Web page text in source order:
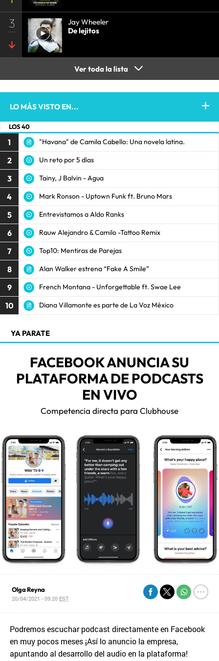
3
Jay Wheeler
De lejitos
Ver toda la lista
LO MÁS VISTO EN...
LOS 40
1 "Havana" de Camila Cabello: Una novela latina.
2 Un reto por 5 días
3 Tainy, J Balvin - Agua
4 Mark Ronson - Uptown Funk ft. Bruno Mars
5 Entrevistamos a Aldo Ranks
6 Rauw Alejandro & Camilo -Tattoo Remix
7 Top10: Mentiras de Parejas
8 Alan Walker estrena “Fake A Smile”
9 French Montana - Unforgettable ft. Swae Lee
10 Diana Villamonte es parte de La Voz México
YA PARATE
FACEBOOK ANUNCIA SU
PLATAFORMA DE PODCASTS
EN VIVO
Competencia directa para Clubhouse
Olga Reyna
20/04/2021 - 09:20 EST
Podremos escuchar podcast directamente en Facebook
en muy pocos meses ¡Así lo anuncio la empresa,
apuntando al desarrollo del audio en la plataforma!